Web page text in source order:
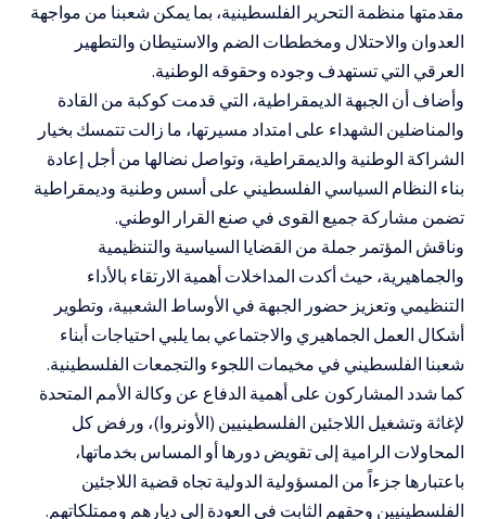
مقدمتها منظمة التحرير الفلسطينية، بما يمكن شعبنا من مواجهة
العدوان والاحتلال ومخططات الضم والاستيطان والتطهير
العرقي التي تستهدف وجوده وحقوقه الوطنية.
وأضاف أن الجبهة الديمقراطية، التي قدمت كوكبة من القادة
والمناضلين الشهداء على امتداد مسيرتها، ما زالت تتمسك بخيار
الشراكة الوطنية والديمقراطية، وتواصل نضالها من أجل إعادة
بناء النظام السياسي الفلسطيني على أسس وطنية وديمقراطية
تضمن مشاركة جميع القوى في صنع القرار الوطني.
وناقش المؤتمر جملة من القضايا السياسية والتنظيمية
والجماهيرية، حيث أكدت المداخلات أهمية الارتقاء بالأداء
التنظيمي وتعزيز حضور الجبهة في الأوساط الشعبية، وتطوير
أشكال العمل الجماهيري والاجتماعي بما يلبي احتياجات أبناء
شعبنا الفلسطيني في مخيمات اللجوء والتجمعات الفلسطينية.
كما شدد المشاركون على أهمية الدفاع عن وكالة الأمم المتحدة
لإغاثة وتشغيل اللاجئين الفلسطينيين (الأونروا)، ورفض كل
المحاولات الرامية إلى تقويض دورها أو المساس بخدماتها،
باعتبارها جزءاً من المسؤولية الدولية تجاه قضية اللاجئين
الفلسطينيين وحقهم الثابت في العودة إلى ديارهم وممتلكاتهم.